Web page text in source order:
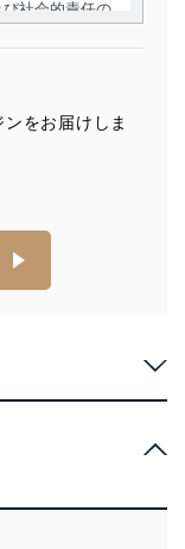
社会的責任の
して、その利
保有している
れらの取り組
底してまいり
管理の仕組み
保するため
をお届けしま